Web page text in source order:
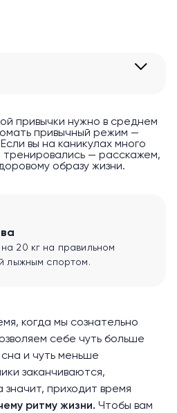
привычки нужно в среднем
привычный режим —
вы на каникулах много
тренировались — расскажем,
образу жизни.
20 кг на правильном
лыжным спортом.
когда мы сознательно
себе чуть больше
и чуть меньше
заканчиваются,
приходит время
ритму жизни. Чтобы вам